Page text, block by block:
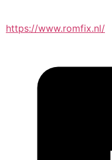
https://www.romfix.nl/